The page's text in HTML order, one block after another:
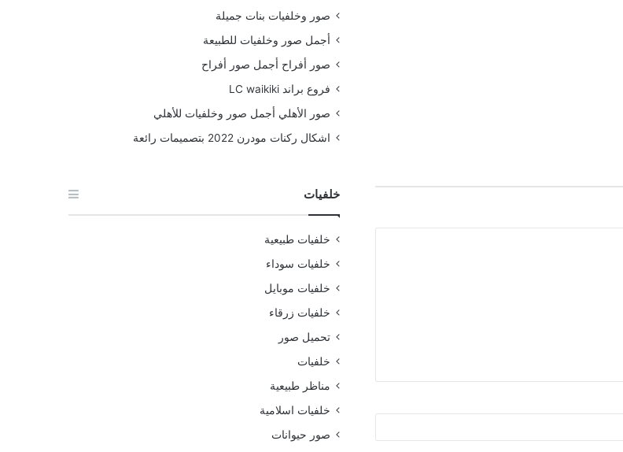
صور وخلفيات بنات جميلة
أجمل صور وخلفيات للطبيعة
صور أفراح أجمل صور أفراح
فروع براند LC waikiki
صور الأهلي أجمل صور وخلفيات للأهلي
اشكال ركنات مودرن 2022 بتصميمات رائعة
خلفيات
خلفيات طبيعية
خلفيات سوداء
خلفيات موبايل
خلفيات زرقاء
تحميل صور
خلفيات
مناظر طبيعية
خلفيات اسلامية
صور حيوانات